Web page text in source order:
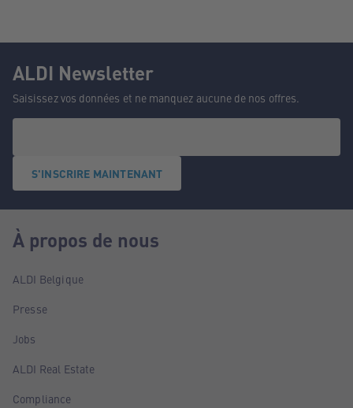
ALDI Newsletter
Saisissez vos données et ne manquez aucune de nos offres.
S'INSCRIRE MAINTENANT
À propos de nous
ALDI Belgique
Presse
Jobs
ALDI Real Estate
Compliance